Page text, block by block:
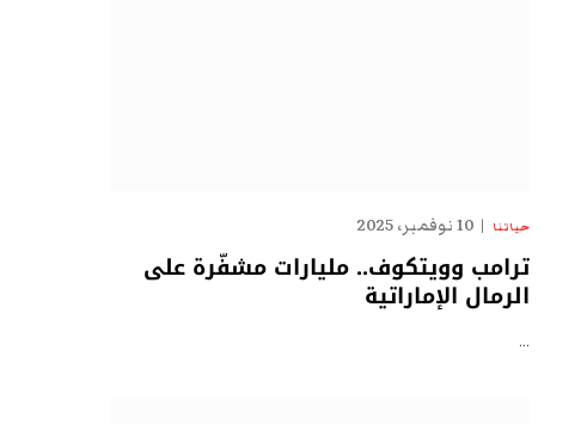
حياتنا 10 نوفمبر، 2025
ترامب وويتكوف.. مليارات مشفّرة على
الرمال الإماراتية
…